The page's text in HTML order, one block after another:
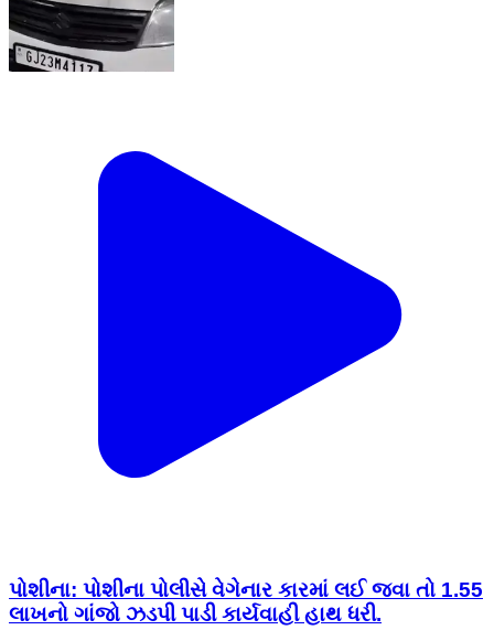
પોશીના: પોશીના પોલીસે વેગેનાર કારમાં લઈ જવા તો 1.55
લાખનો ગાંજો ઝડપી પાડી કાર્યવાહી હાથ ધરી.